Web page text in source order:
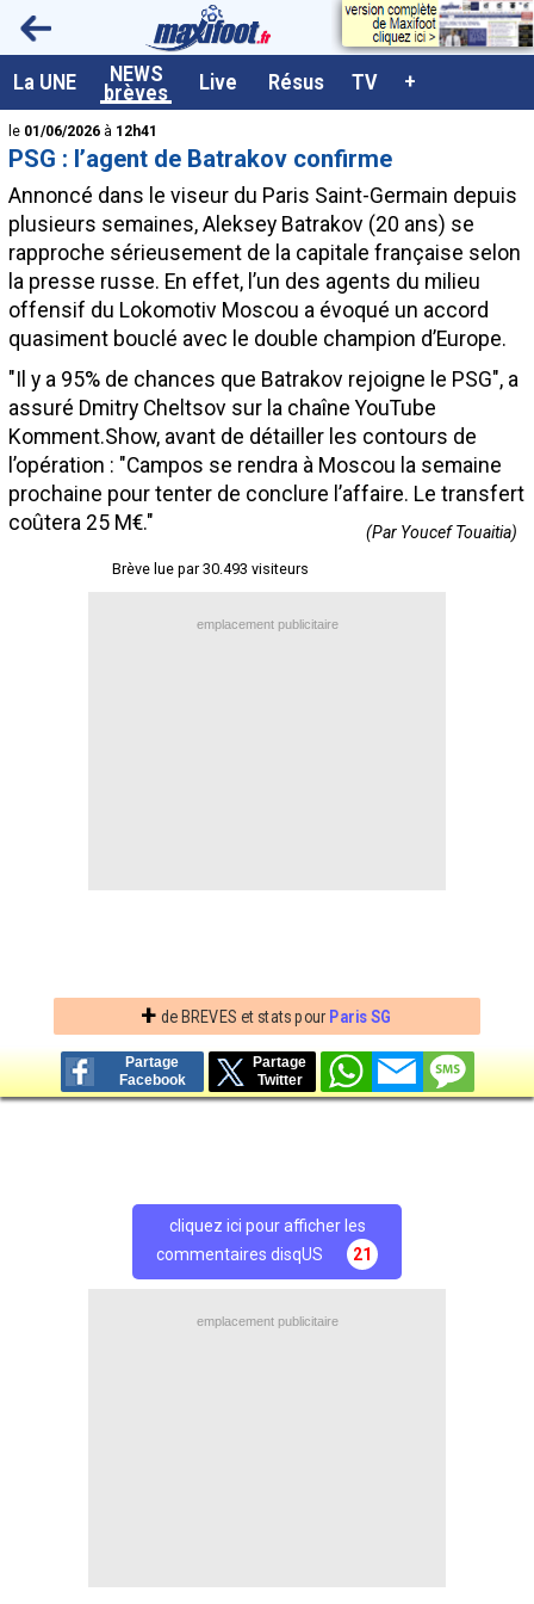
La UNE NEWS
brèves Live Résus TV +
<
le 01/06/2026 à 12h41
PSG : l’agent de Batrakov confirme
Annoncé dans le viseur du Paris Saint-Germain depuis
plusieurs semaines, Aleksey Batrakov (20 ans) se
rapproche sérieusement de la capitale française selon
la presse russe. En effet, l’un des agents du milieu
offensif du Lokomotiv Moscou a évoqué un accord
quasiment bouclé avec le double champion d’Europe.
"Il y a 95% de chances que Batrakov rejoigne le PSG", a
assuré Dmitry Cheltsov sur la chaîne YouTube
Komment.Show, avant de détailler les contours de
l’opération : "Campos se rendra à Moscou la semaine
prochaine pour tenter de conclure l’affaire. Le transfert
coûtera 25 M€."
(Par Youcef Touaitia)
Brève lue par 30.493 visiteurs
emplacement publicitaire
+ de BREVES et stats pour Paris SG
Partage
Facebook
Partage
Twitter
cliquez ici pour afficher les
commentaires disqUS
21
emplacement publicitaire
A la UNE
Dernières brèves
Live / Matchs en direct
Résultats et Classements
Class. buteurs européens
Programme TV foot
Vidéos
Sondages
Tableau transferts L1
Taille de la police
Paramètrages / Options
Contact / Signaler un bug